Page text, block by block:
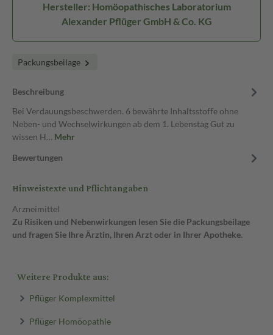
Hersteller: Homöopathisches Laboratorium
Alexander Pflüger GmbH & Co. KG
Packungsbeilage
Beschreibung
Bei Verdauungsbeschwerden. 6 bewährte Inhaltsstoffe ohne
Neben- und Wechselwirkungen ab dem 1. Lebenstag Gut zu
wissen H… Mehr
Bewertungen
Hinweistexte und Pflichtangaben
Arzneimittel
Zu Risiken und Nebenwirkungen lesen Sie die Packungsbeilage
und fragen Sie Ihre Ärztin, Ihren Arzt oder in Ihrer Apotheke.
Weitere Produkte aus:
Pflüger Komplexmittel
Pflüger Homöopathie